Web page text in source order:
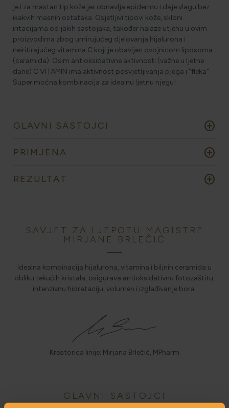
je i za mastan tip kože jer obnavlja epidermu i daje vlagu bez
ikakvih masnih ostataka. Osjetljivi tipovi kože, skloni
iritacijama od jakih sastojaka, također nalaze utjehu u ovim
proizvodima zbog umirujućeg djelovanja hijalurona i
neiritirajućeg vitamina C koji je obavijen ovojnicom liposoma
(ceramida). Osim antioksidativne aktivnosti (važne u ljetne
dane) C VITAMIN ima aktivnost posvjetljivanja pjega i "fleka".
Super moćna kombinacija za idealnu ljetnu njegu!
GLAVNI SASTOJCI add_circle
PRIMJENA add_circle
REZULTAT add_circle
SAVJET ZA LJEPOTU MAGISTRE
MIRJANE BRLEČIĆ
Idealna kombinacija hijalurona, vitamina i biljnih ceramida u
obliku tekućih kristala, osigurava antioksidativnu fotozaštitu,
intenzivnu hidrataciju, volumen i izglađivanje bora.
Kreatorica linije: Mirjana Brlečić, MPharm
GLAVNI SASTOJCI